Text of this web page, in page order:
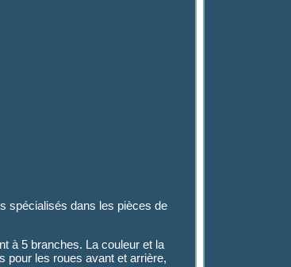
spécialisés dans les pièces de
à 5 branches. La couleur et la
pour les roues avant et arrière,